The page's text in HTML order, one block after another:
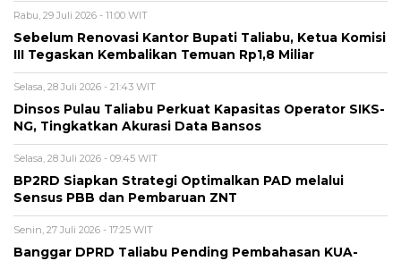
Rabu, 29 Juli 2026 - 11:00 WIT
Sebelum Renovasi Kantor Bupati Taliabu, Ketua Komisi
III Tegaskan Kembalikan Temuan Rp1,8 Miliar
Selasa, 28 Juli 2026 - 21:43 WIT
Dinsos Pulau Taliabu Perkuat Kapasitas Operator SIKS-
NG, Tingkatkan Akurasi Data Bansos
Selasa, 28 Juli 2026 - 09:45 WIT
BP2RD Siapkan Strategi Optimalkan PAD melalui
Sensus PBB dan Pembaruan ZNT
Senin, 27 Juli 2026 - 17:25 WIT
Banggar DPRD Taliabu Pending Pembahasan KUA-